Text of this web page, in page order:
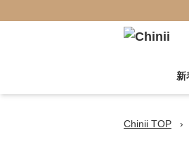
新
Chinii TOP ›